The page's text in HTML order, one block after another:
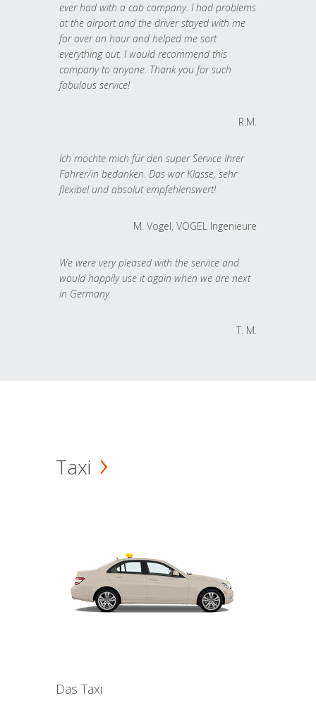
ever had with a cab company. I had problems
at the airport and the driver stayed with me
for over an hour and helped me sort
everything out. I would recommend this
company to anyone. Thank you for such
fabulous service!
R.M.
Ich möchte mich für den super Service Ihrer
Fahrer/in bedanken. Das war Klasse, sehr
flexibel und absolut empfehlenswert!
M. Vogel, VOGEL Ingenieure
We were very pleased with the service and
would happily use it again when we are next
in Germany.
T. M.
Taxi
Das Taxi